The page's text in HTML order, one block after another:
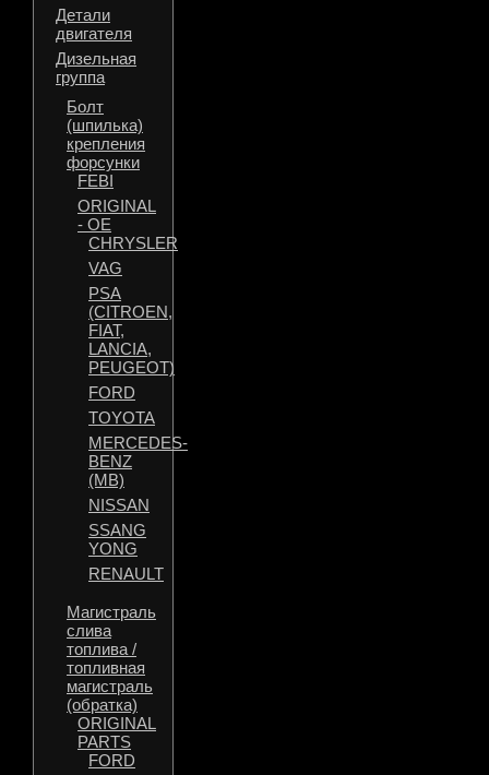
Детали
двигателя
Дизельная
группа
Болт
(шпилька)
крепления
форсунки
FEBI
ORIGINAL
- OE
CHRYSLER
VAG
PSA
(CITROEN,
FIAT,
LANCIA,
PEUGEOT)
FORD
TOYOTA
MERCEDES-
BENZ
(MB)
NISSAN
SSANG
YONG
RENAULT
Магистраль
слива
топлива /
топливная
магистраль
(обратка)
ORIGINAL
PARTS
FORD